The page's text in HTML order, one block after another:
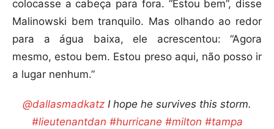
colocasse a cabeça para fora. “Estou bem”, disse
Malinowski bem tranquilo. Mas olhando ao redor
para a água baixa, ele acrescentou: “Agora
mesmo, estou bem. Estou preso aqui, não posso ir
a lugar nenhum.”
@dallasmadkatz I hope he survives this storm.
#lieutenantdan #hurricane #milton #tampa